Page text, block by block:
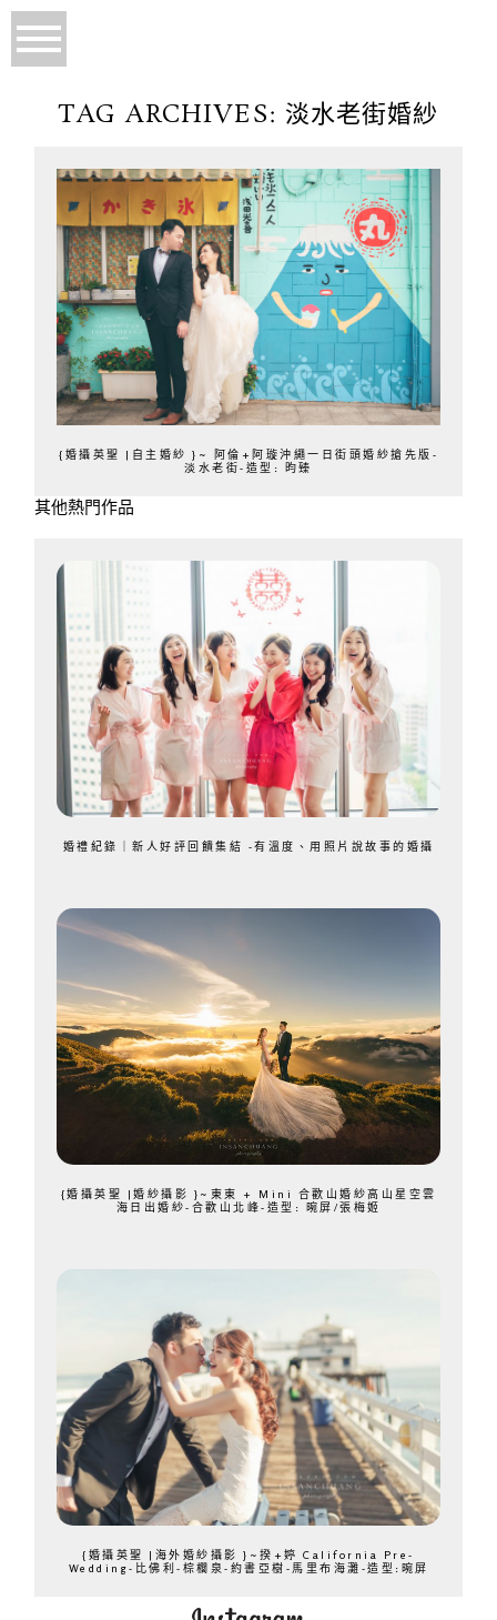
TAG ARCHIVES: 淡水老街婚紗
{婚攝英聖 |自主婚紗 }~ 阿倫+阿璇沖繩一日街頭婚紗搶先版-
淡水老街-造型: 昀臻
其他熱門作品
婚禮紀錄｜新人好評回饋集結 -有溫度、用照片說故事的婚攝
{婚攝英聖 |婚紗攝影 }~東東 + Mini 合歡山婚紗高山星空雲
海日出婚紗-合歡山北峰-造型: 晼屏/張梅姬
{婚攝英聖 |海外婚紗攝影 }~揆+婷 California Pre-
Wedding-比佛利-棕櫚泉-約書亞樹-馬里布海灘-造型:晼屏